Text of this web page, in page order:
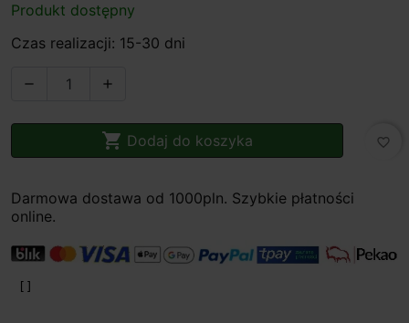
Produkt dostępny
Czas realizacji: 15-30 dni
 
 Dodaj do koszyka favorite_border
Darmowa dostawa od 1000pln. Szybkie płatności
online.